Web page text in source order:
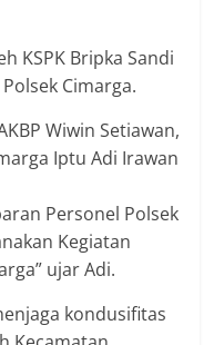
KSPK Bripka Sandi
Cimarga.
Wiwin Setiawan,
Iptu Adi Irawan
Personel Polsek
Kegiatan
ujar Adi.
kondusifitas